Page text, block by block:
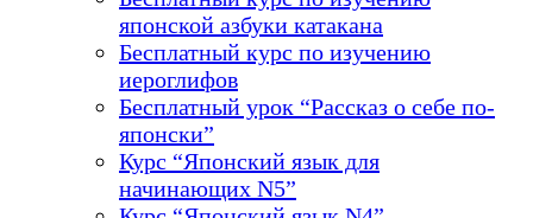
японской азбуки катакана
Бесплатный курс по изучению
иероглифов
Бесплатный урок “Рассказ о себе по-
японски”
Курс “Японский язык для
начинающих N5”